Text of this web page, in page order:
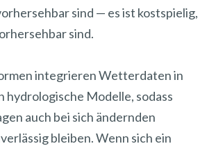
sind — es ist kostspielig,
sind.
integrieren Wetterdaten in
hydrologische Modelle, sodass
auch bei sich ändernden
bleiben. Wenn sich ein